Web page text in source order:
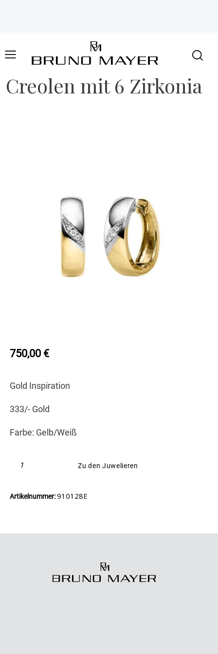
Creolen mit 6 Zirkonia
750,00 €
Gold Inspiration
333/- Gold
Farbe: Gelb/Weiß
Zu den Juwelieren
Artikelnummer:910128E